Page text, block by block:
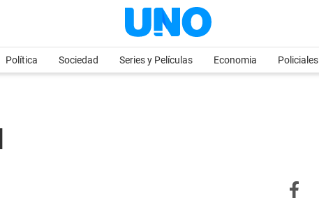
Política Sociedad Series y Películas Economia Policiales